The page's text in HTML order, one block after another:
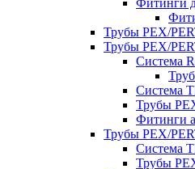
Фитинги
Трубы PEX/
Трубы PEX/
Система
Система
Трубы
Фитинги
Трубы PEX/
Система
Трубы